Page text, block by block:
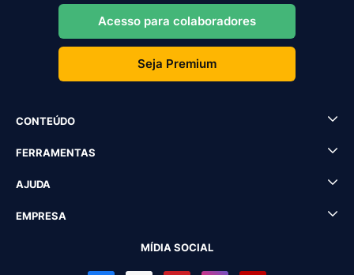
Acesso para colaboradores
Seja Premium
CONTEÚDO
FERRAMENTAS
AJUDA
EMPRESA
MÍDIA SOCIAL